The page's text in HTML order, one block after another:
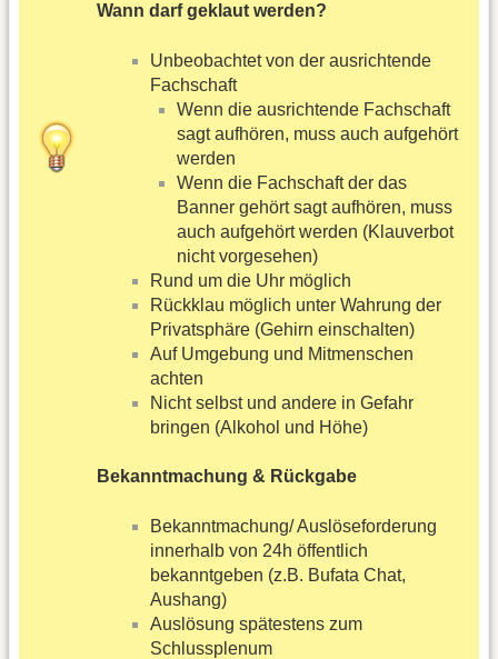
Wann darf geklaut werden?
Unbeobachtet von der ausrichtende
Fachschaft
Wenn die ausrichtende Fachschaft
sagt aufhören, muss auch aufgehört
werden
Wenn die Fachschaft der das
Banner gehört sagt aufhören, muss
auch aufgehört werden (Klauverbot
nicht vorgesehen)
Rund um die Uhr möglich
Rückklau möglich unter Wahrung der
Privatsphäre (Gehirn einschalten)
Auf Umgebung und Mitmenschen
achten
Nicht selbst und andere in Gefahr
bringen (Alkohol und Höhe)
Bekanntmachung & Rückgabe
Bekanntmachung/ Auslöseforderung
innerhalb von 24h öffentlich
bekanntgeben (z.B. Bufata Chat,
Aushang)
Auslösung spätestens zum
Schlussplenum